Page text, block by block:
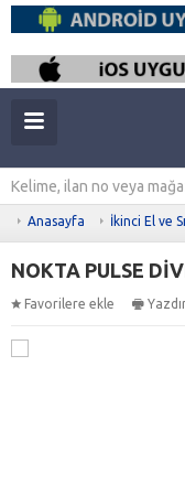
Anasayfa İkinci El ve
NOKTA PULSE
Favorilere ekle